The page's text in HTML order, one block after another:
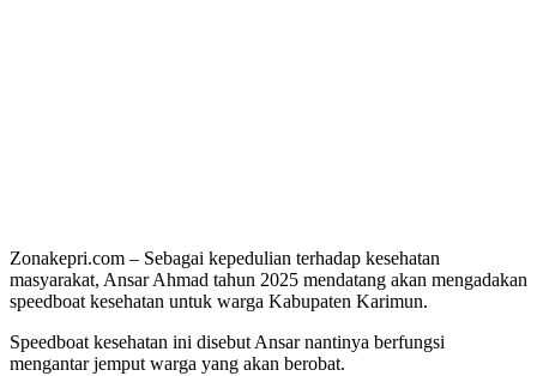
Zonakepri.com – Sebagai kepedulian terhadap kesehatan
masyarakat, Ansar Ahmad tahun 2025 mendatang akan mengadakan
speedboat kesehatan untuk warga Kabupaten Karimun.
Speedboat kesehatan ini disebut Ansar nantinya berfungsi
mengantar jemput warga yang akan berobat.